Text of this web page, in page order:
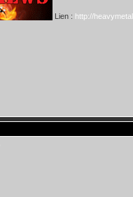
Lien : http://